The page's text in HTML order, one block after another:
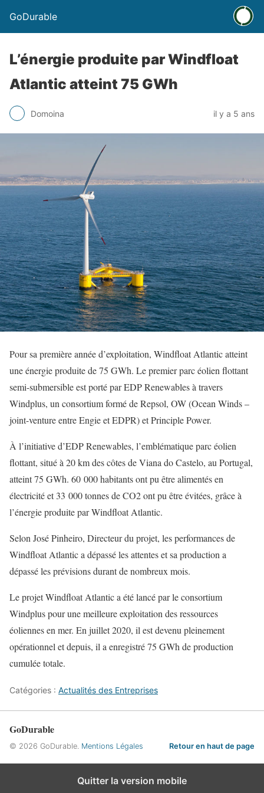
GoDurable
L’énergie produite par Windfloat
Atlantic atteint 75 GWh
Domoina il y a 5 ans
Pour sa première année d’exploitation, Windfloat Atlantic atteint
une énergie produite de 75 GWh. Le premier parc éolien flottant
semi-submersible est porté par EDP Renewables à travers
Windplus, un consortium formé de Repsol, OW (Ocean Winds –
joint-venture entre Engie et EDPR) et Principle Power.
À l’initiative d’EDP Renewables, l’emblématique parc éolien
flottant, situé à 20 km des côtes de Viana do Castelo, au Portugal,
atteint 75 GWh. 60 000 habitants ont pu être alimentés en
électricité et 33 000 tonnes de CO2 ont pu être évitées, grâce à
l’énergie produite par Windfloat Atlantic.
Selon José Pinheiro, Directeur du projet, les performances de
Windfloat Atlantic a dépassé les attentes et sa production a
dépassé les prévisions durant de nombreux mois.
Le projet Windfloat Atlantic a été lancé par le consortium
Windplus pour une meilleure exploitation des ressources
éoliennes en mer. En juillet 2020, il est devenu pleinement
opérationnel et depuis, il a enregistré 75 GWh de production
cumulée totale.
Catégories : Actualités des Entreprises
GoDurable
© 2026 GoDurable. Mentions Légales Retour en haut de page
Quitter la version mobile